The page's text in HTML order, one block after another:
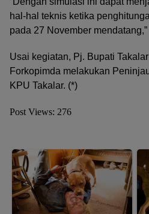
hal-hal teknis ketika
pada 27 November
Usai kegiatan, Pj. Bupati
Forkopimda melakukan
KPU Takalar. (*)
Post Views: 276